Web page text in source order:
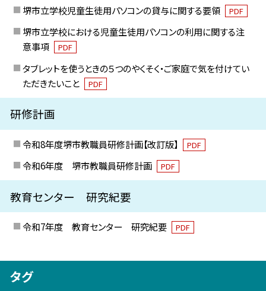
堺市立学校児童生徒用パソコンの貸与に関する要領 PDF
堺市立学校における児童生徒用パソコンの利用に関する注
意事項
PDF
タブレットを使うときの５つのやくそく・ご家庭で気を付けてい
ただきたいこと
PDF
研修計画
令和8年度堺市教職員研修計画【改訂版】 PDF
令和6年度 堺市教職員研修計画 PDF
教育センター 研究紀要
令和7年度 教育センター 研究紀要 PDF
タグ